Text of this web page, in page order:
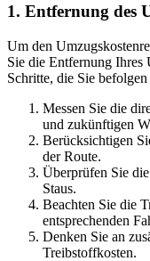
1. Entfernung des
Um den
Sie die Entfernung Ihres
Schritte, die Sie
Messen Sie die
und zukünftigen
Berücksichtigen
der Route.
Überprüfen Sie
Staus.
Beachten Sie die
entsprechenden
Denken Sie an
Treibstoffkosten.